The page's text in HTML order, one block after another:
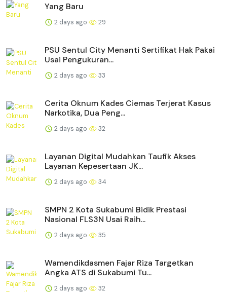
Yang Baru
2 days ago 29
PSU Sentul City Menanti Sertifikat Hak Pakai
Usai Pengukuran...
2 days ago 33
Cerita Oknum Kades Ciemas Terjerat Kasus
Narkotika, Dua Peng...
2 days ago 32
Layanan Digital Mudahkan Taufik Akses
Layanan Kepesertaan JK...
2 days ago 34
SMPN 2 Kota Sukabumi Bidik Prestasi
Nasional FLS3N Usai Raih...
2 days ago 35
Wamendikdasmen Fajar Riza Targetkan
Angka ATS di Sukabumi Tu...
2 days ago 32